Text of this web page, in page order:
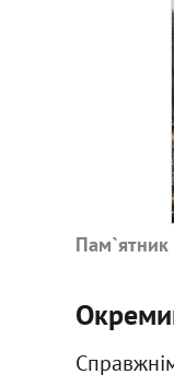
Пам`ятник